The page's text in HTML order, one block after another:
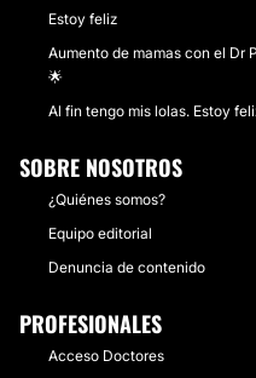
Estoy feliz
Aumento de mamas con el Dr
🌟
Al fin tengo mis lolas. Estoy
SOBRE NOSOTROS
¿Quiénes somos?
Equipo editorial
Denuncia de contenido
PROFESIONALES
Acceso Doctores